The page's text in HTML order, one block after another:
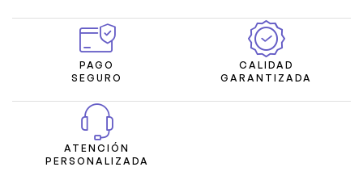
PAGO
SEGURO
CALIDAD
GARANTIZADA
ATENCIÓN
PERSONALIZADA